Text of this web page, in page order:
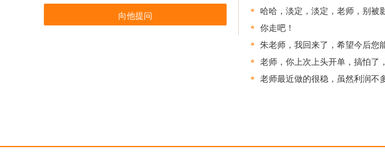
向他提问
哈哈，淡定，淡定，老师，别被
你走吧！
朱老师，我回来了，希望今后您
老师，你上次上头开单，搞怕了
老师最近做的很稳，虽然利润不